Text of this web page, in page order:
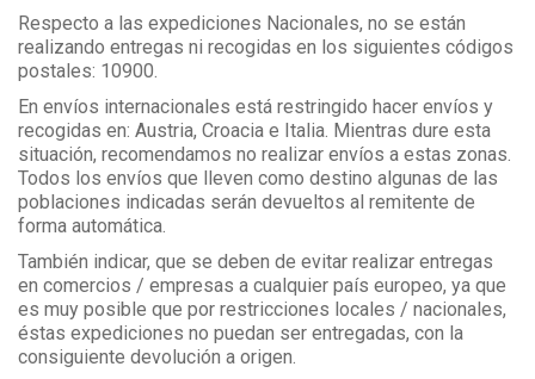
Respecto a las expediciones Nacionales, no se están
realizando entregas ni recogidas en los siguientes códigos
postales: 10900.
En envíos internacionales está restringido hacer envíos y
recogidas en: Austria, Croacia e Italia. Mientras dure esta
situación, recomendamos no realizar envíos a estas zonas.
Todos los envíos que lleven como destino algunas de las
poblaciones indicadas serán devueltos al remitente de
forma automática.
También indicar, que se deben de evitar realizar entregas
en comercios / empresas a cualquier país europeo, ya que
es muy posible que por restricciones locales / nacionales,
éstas expediciones no puedan ser entregadas, con la
consiguiente devolución a origen.